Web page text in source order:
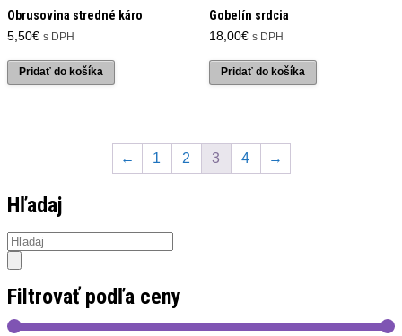
Obrusovina stredné káro
5,50€ s DPH
Pridať do košíka
Gobelín srdcia
18,00€ s DPH
Pridať do košíka
← 1 2 3 4 →
Hľadaj
Products
search
Filtrovať podľa ceny